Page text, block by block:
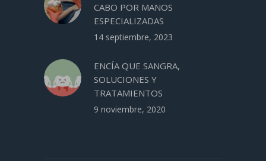
CABO POR MANOS
ESPECIALIZADAS
14 septiembre, 2023
ENCÍA QUE SANGRA,
SOLUCIONES Y
TRATAMIENTOS
9 noviembre, 2020